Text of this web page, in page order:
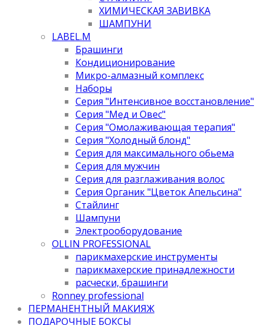
ХИМИЧЕСКАЯ ЗАВИВКА
ШАМПУНИ
LABEL.M
Брашинги
Кондиционирование
Микро-алмазный комплекс
Наборы
Серия "Интенсивное восстановление"
Серия "Мед и Овес"
Серия "Омолаживающая терапия"
Серия "Холодный блонд"
Серия для максимального обьема
Серия для мужчин
Серия для разглаживания волос
Серия Органик "Цветок Апельсина"
Стайлинг
Шампуни
Электрооборудование
OLLIN PROFESSIONAL
парикмахерские инструменты
парикмахерские принадлежности
расчески, брашинги
Ronney professional
ПЕРМАНЕНТНЫЙ МАКИЯЖ
ПОДАРОЧНЫЕ БОКСЫ